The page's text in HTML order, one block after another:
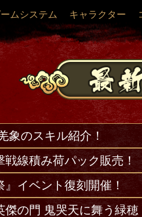
ムシステム キャラクター
象のスキル紹介！
戦線積み荷パック販売！
』イベント復刻開催！
傑の門 鬼哭天に舞う緑穂